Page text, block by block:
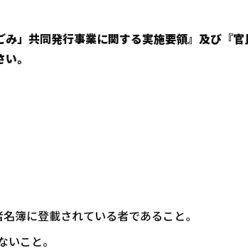
」共同発行事業に関する実施要領』及び『
。
簿に登載されている者であること。
こと。